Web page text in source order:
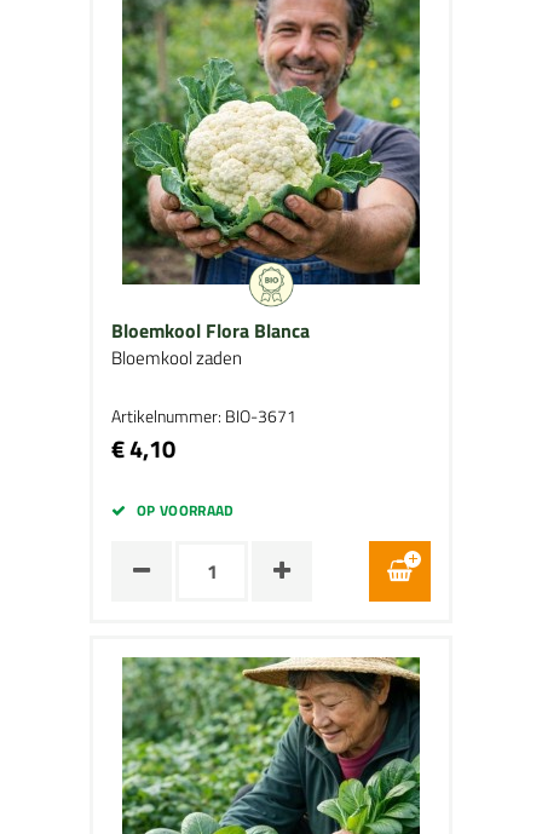
Bloemkool Flora Blanca
Bloemkool zaden
Artikelnummer: BIO-3671
€ 4,10
OP VOORRAAD